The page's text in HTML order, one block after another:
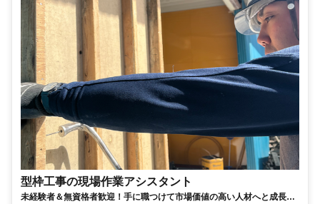
型枠工事の現場作業アシスタント
未経験者＆無資格者歓迎！手に職つけて市場価値の高い人材へと成長で